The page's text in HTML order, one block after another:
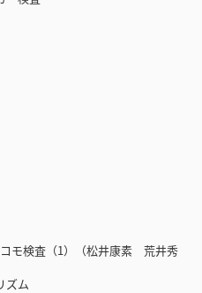
モ検査（1）（松井康素 荒井秀
ズム